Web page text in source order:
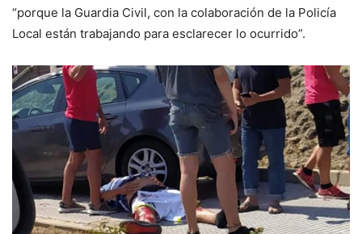
“porque la Guardia Civil, con la colaboración de la Policía
Local están trabajando para esclarecer lo ocurrido”.